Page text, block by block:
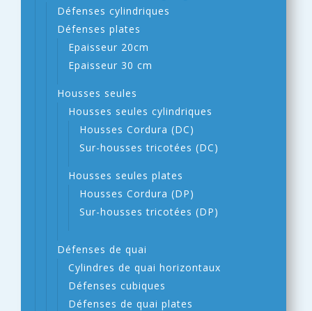
Défenses cylindriques
Défenses plates
Epaisseur 20cm
Epaisseur 30 cm
Housses seules
Housses seules cylindriques
Housses Cordura (DC)
Sur-housses tricotées (DC)
Housses seules plates
Housses Cordura (DP)
Sur-housses tricotées (DP)
Défenses de quai
Cylindres de quai horizontaux
Défenses cubiques
Défenses de quai plates